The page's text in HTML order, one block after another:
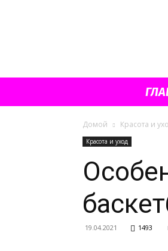
Домой Красота и
Красота и уход
19.04.2021 1493